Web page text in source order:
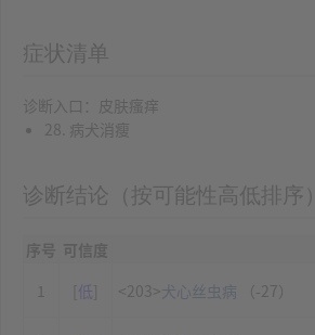
症状清单
诊断入口：皮肤瘙痒
28. 病犬消瘦
诊断结论（按可能性高低排序）
序号 可信度
1
低] <203>犬心丝虫病 （-27）